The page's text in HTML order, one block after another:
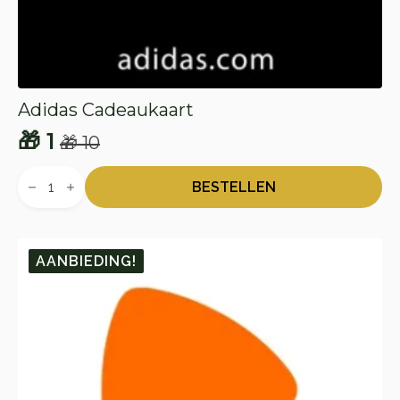
Adidas Cadeaukaart
🎁10
Oorspronkelijke
prijs
🎁 1
Huidige
prijs
Cadeaukaart
BESTELLEN
AANBIEDING!